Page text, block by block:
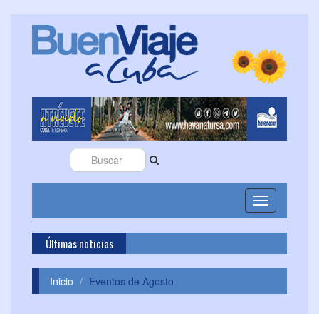
Toggle
navigation
Últimas noticias
Inicio Eventos de Agosto